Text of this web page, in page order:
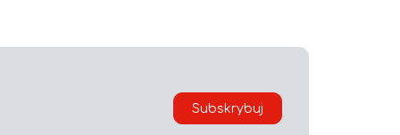
Subskrybuj